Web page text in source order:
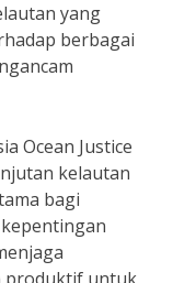
yang
berbagai
Ocean Justice
kelautan
bagi